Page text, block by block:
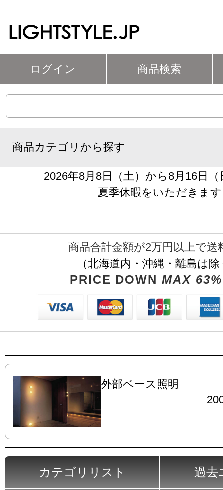
ログイン 商品検索
商品カテゴリから探す
2026年8月8日（土）から8月16日
夏季休暇をいただきます
商品合計金額が2万円以上で送
（北海道内・沖縄・離島は
PRICE DOWN MAX
外部ベース照明
カテゴリリスト 過去